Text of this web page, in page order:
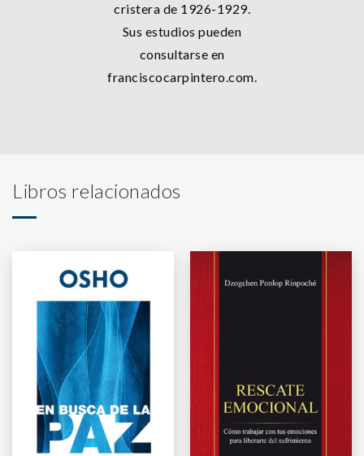
cristera de 1926-1929.
Sus estudios pueden
consultarse en
franciscocarpintero.com.
Libros relacionados